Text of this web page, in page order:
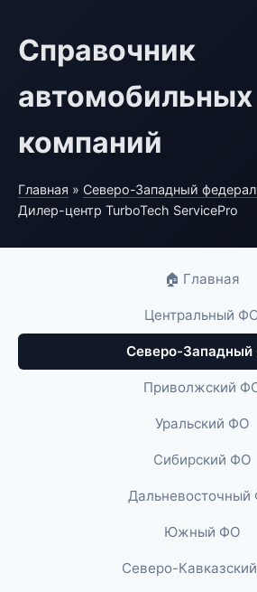
Справочник
автомобильных
компаний
Главная » Северо-Западный
Дилер-центр TurboTech ServicePro
🏠 Главная
Центральный
Северо-
Приволжский
Уральский ФО
Сибирский ФО
Южный ФО
Северо-